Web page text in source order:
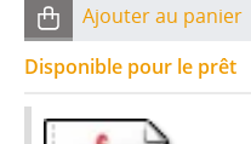
Ajouter au panier
Disponible pour le prêt